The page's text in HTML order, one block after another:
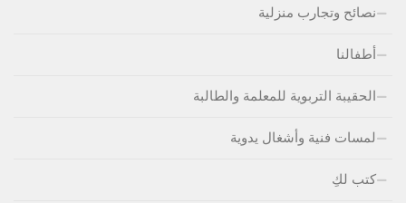
نصائح وتجارب منزلية
أطفالنا
الحقيبة التربوية للمعلمة والطالبة
لمسات فنية وأشغال يدوية
كتب لكِ